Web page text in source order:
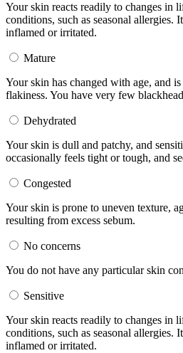
Your skin reacts readily to changes in
conditions, such as seasonal allergies.
inflamed or irritated.
Mature
Your skin has changed with age, and
flakiness. You have very few
Dehydrated
Your skin is dull and patchy, and
occasionally feels tight or tough, and
Congested
Your skin is prone to uneven texture,
resulting from excess sebum.
No concerns
You do not have any particular skin
Sensitive
Your skin reacts readily to changes in
conditions, such as seasonal allergies.
inflamed or irritated.